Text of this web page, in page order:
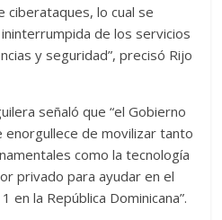
ciberataques, lo cual se
de los servicios
y seguridad”, precisó Rijo
señaló que “el Gobierno
de movilizar tanto
como la tecnología
privado para ayudar en el
en la República Dominicana”.